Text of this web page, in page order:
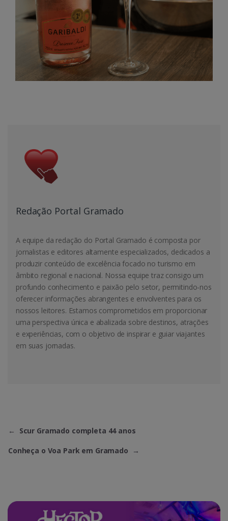
Redação Portal Gramado
A equipe da redação do Portal Gramado é composta por
jornalistas e editores altamente especializados, dedicados a
produzir conteúdo de excelência focado no turismo em
âmbito regional e nacional. Nossa equipe traz consigo um
profundo conhecimento e paixão pelo setor, permitindo-nos
oferecer informações abrangentes e envolventes para os
nossos leitores. Estamos comprometidos em proporcionar
uma perspectiva única e abalizada sobre destinos, atrações
e experiências, com o objetivo de inspirar e guiar viajantes
em suas jornadas.
← Scur Gramado completa 44 anos
Conheça o Voa Park em Gramado →